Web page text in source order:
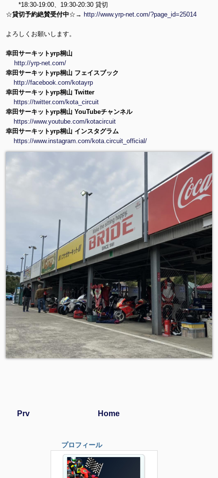
*18:30-19:00、19:30-20:30 貸切
☆貸切予約絶賛受付中☆→ http://www.yrp-net.com/?page_id=25014
よろしくお願いします。
幸田サーキットyrp桐山
http://yrp-net.com/
幸田サーキットyrp桐山 フェイスブック
http://facebook.com/kotayrp
幸田サーキットyrp桐山 Twitter
https://twitter.com/kota_circuit
幸田サーキットyrp桐山 YouTubeチャンネル
https://www.youtube.com/kotacircuit
幸田サーキットyrp桐山 インスタグラム
https://www.instagram.com/kota.circuit_official/
Prv Home
プロフィール